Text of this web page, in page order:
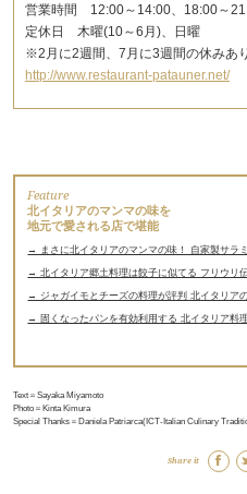
営業時間 12:00～14:00、18:00～
定休日 木曜(10～6月)、日曜
※2月に2週間、7月に3週間の休みあり
http://www.restaurant-patauner.net/
Feature
北イタリアのマンマの味を
地元で愛される店で堪能
→ まさに北イタリアのマンマの味！ 自家製サラ
→ 北イタリア郷土料理は餃子に似てる フリウリ
→ ジャガイモとチーズの料理が評判 北イタリア
→ 固くなったパンを有効利用する 北イタリア料
Text＝Sayaka Miyamoto
Photo＝Kinta Kimura
Special Thanks＝Daniela Patriarca(ICT-Italian Culinary
Share it